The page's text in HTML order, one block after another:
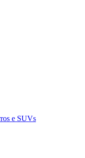
e SUVs